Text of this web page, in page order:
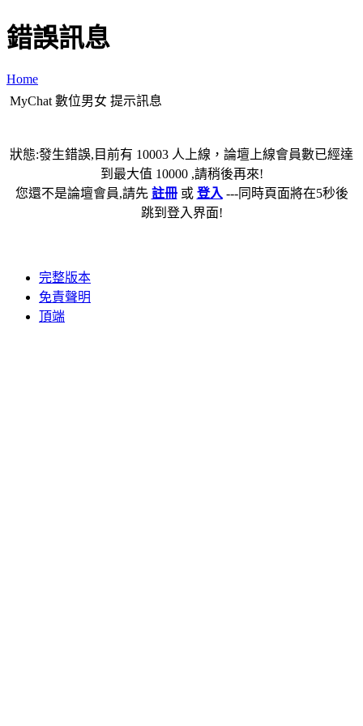
錯誤訊息
Home
MyChat 數位男女 提示訊息
狀態:發生錯誤,目前有 10003 人上線，論壇上線會員數已經達
到最大值 10000 ,請稍後再來!
您還不是論壇會員,請先 註冊或 登入 ---同時頁面將在5秒後
跳到登入界面!
完整版本
免責聲明
頂端